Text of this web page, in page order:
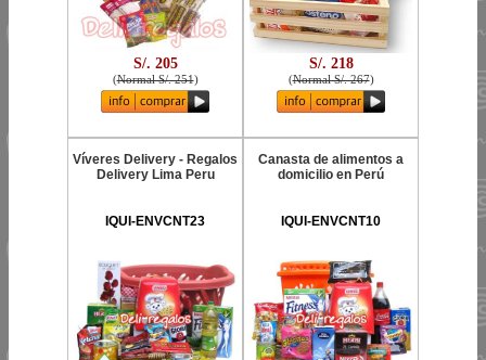
S/. 205
(Normal S/. 251)
S/. 218
(Normal S/. 267)
Víveres Delivery - Regalos
Delivery Lima Peru
IQUI-ENVCNT23
Canasta de alimentos a
domicilio en Perú
IQUI-ENVCNT10